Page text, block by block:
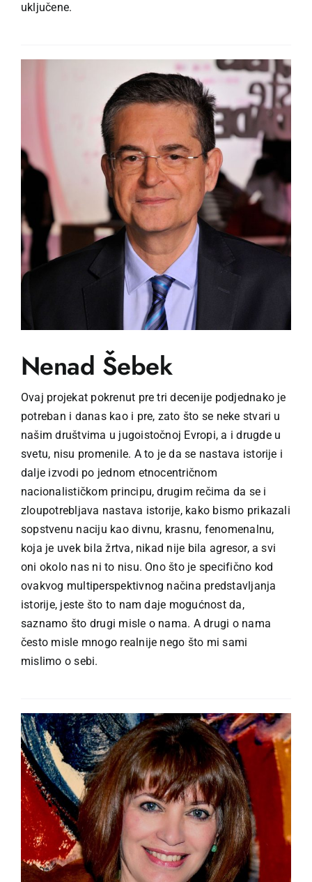
uključene.
Nenad Šebek
Ovaj projekat pokrenut pre tri decenije podjednako je
potreban i danas kao i pre, zato što se neke stvari u
našim društvima u jugoistočnoj Evropi, a i drugde u
svetu, nisu promenile. A to je da se nastava istorije i
dalje izvodi po jednom etnocentričnom
nacionalističkom principu, drugim rečima da se i
zloupotrebljava nastava istorije, kako bismo prikazali
sopstvenu naciju kao divnu, krasnu, fenomenalnu,
koja je uvek bila žrtva, nikad nije bila agresor, a svi
oni okolo nas ni to nisu. Ono što je specifično kod
ovakvog multiperspektivnog načina predstavljanja
istorije, jeste što to nam daje mogućnost da,
saznamo što drugi misle o nama. A drugi o nama
često misle mnogo realnije nego što mi sami
mislimo o sebi.